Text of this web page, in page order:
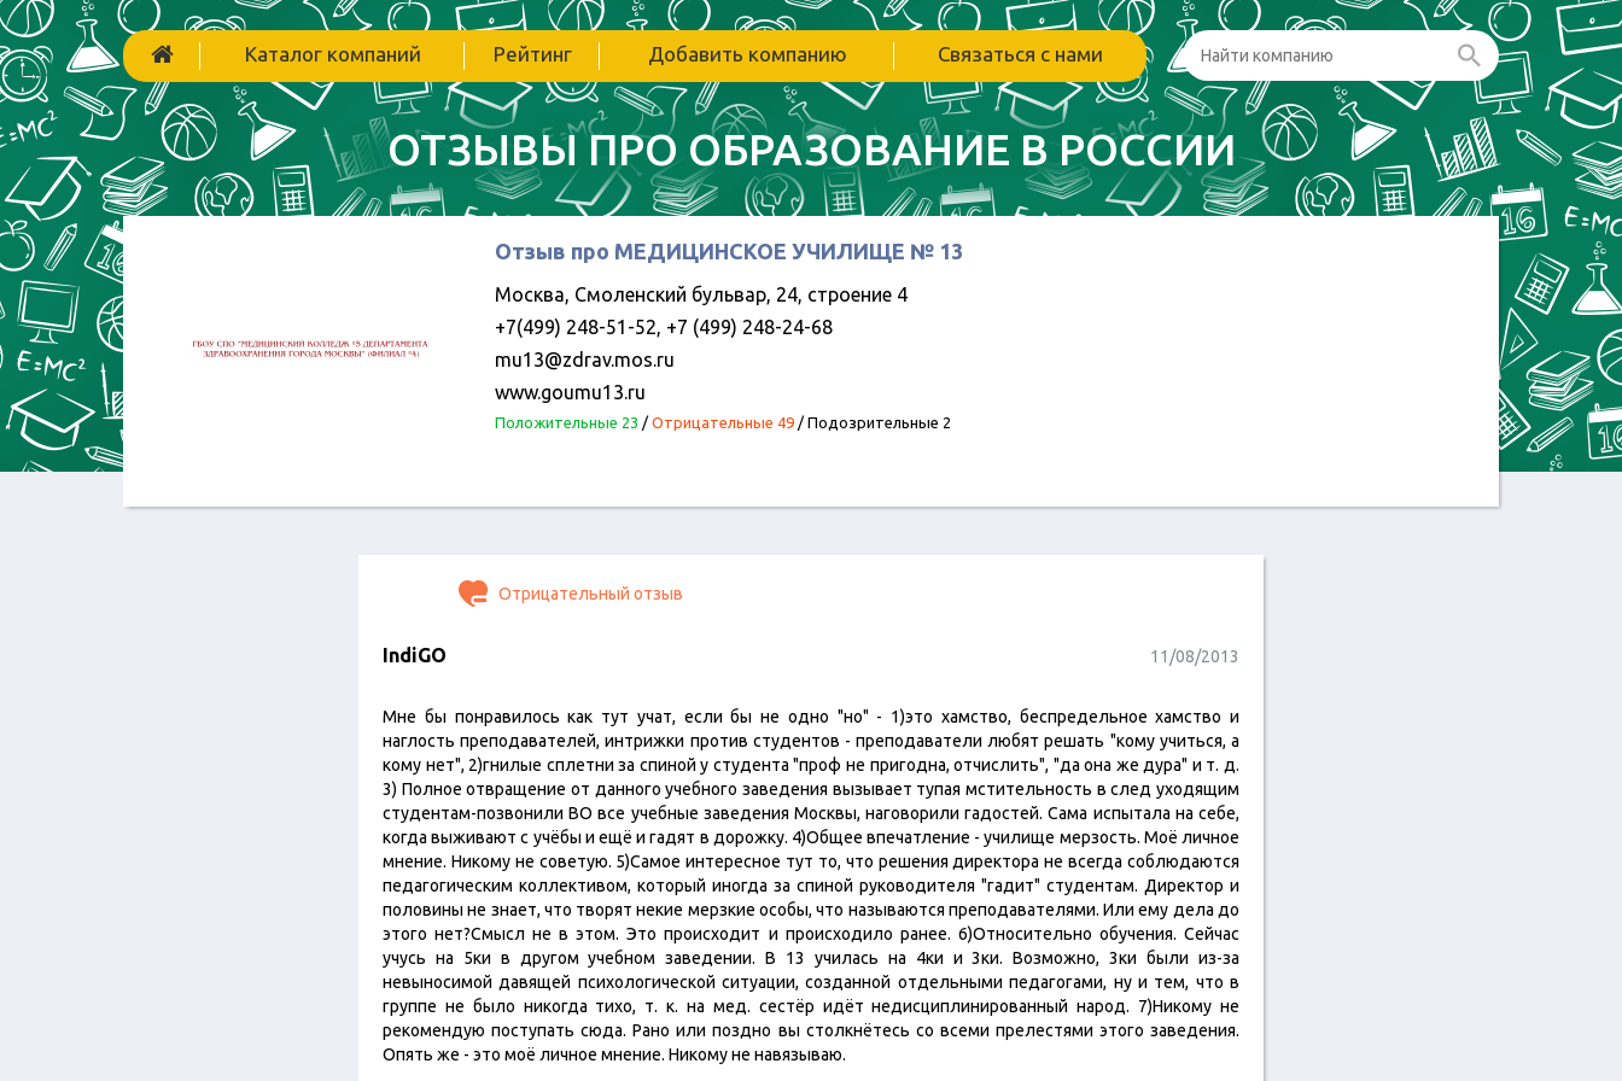
Каталог компаний Рейтинг Добавить компанию Связаться с нами
ОТЗЫВЫ ПРО ОБРАЗОВАНИЕ В РОССИИ
Отзыв про МЕДИЦИНСКОЕ УЧИЛИЩЕ № 13
Москва, Смоленский бульвар, 24, строение 4
+7(499) 248-51-52, +7 (499) 248-24-68
mu13@zdrav.mos.ru
www.goumu13.ru
Положительные 23 / Отрицательные 49/ Подозрительные 2
Отрицательный отзыв
IndiGO 11/08/2013
Мне бы понравилось как тут учат, если бы не одно "но" - 1)это хамство, беспредельное хамство и
наглость преподавателей, интрижки против студентов - преподаватели любят решать "кому учиться, а
кому нет", 2)гнилые сплетни за спиной у студента "проф не пригодна, отчислить", "да она же дура" и т. д.
3) Полное отвращение от данного учебного заведения вызывает тупая мстительность в след уходящим
студентам-позвонили ВО все учебные заведения Москвы, наговорили гадостей. Сама испытала на себе,
когда выживают с учёбы и ещё и гадят в дорожку. 4)Общее впечатление - училище мерзость. Моё личное
мнение. Никому не советую. 5)Самое интересное тут то, что решения директора не всегда соблюдаются
педагогическим коллективом, который иногда за спиной руководителя "гадит" студентам. Директор и
половины не знает, что творят некие мерзкие особы, что называются преподавателями. Или ему дела до
этого нет?Смысл не в этом. Это происходит и происходило ранее. 6)Относительно обучения. Сейчас
учусь на 5ки в другом учебном заведении. В 13 училась на 4ки и 3ки. Возможно, 3ки были из-за
невыносимой давящей психологической ситуации, созданной отдельными педагогами, ну и тем, что в
группе не было никогда тихо, т. к. на мед. сестёр идёт недисциплинированный народ. 7)Никому не
рекомендую поступать сюда. Рано или поздно вы столкнётесь со всеми прелестями этого заведения.
Опять же - это моё личное мнение. Никому не навязываю.